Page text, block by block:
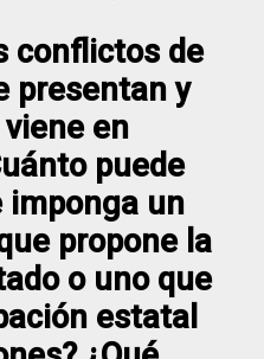
conflictos de
presentan y
en
puede
imponga un
propone la
o uno que
estatal